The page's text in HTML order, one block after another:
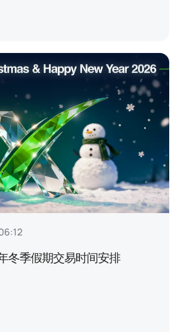
冬季假期交易时间安排